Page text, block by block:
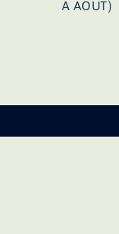
A AOUT)